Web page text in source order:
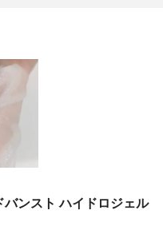
ンスト ハイドロジェル